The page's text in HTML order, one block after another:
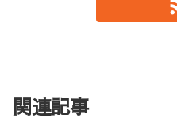
関連記事